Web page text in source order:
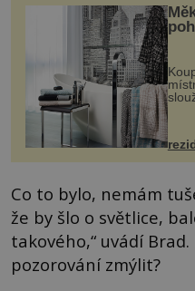
Co to bylo, nemám
že by šlo o světlice,
takového,“ uvádí
pozorování zmýlit?